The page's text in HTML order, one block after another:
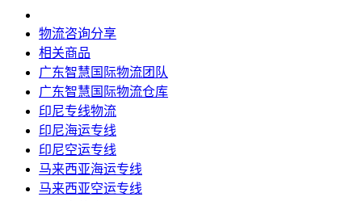
物流咨询分享
相关商品
广东智慧国际物流团队
广东智慧国际物流仓库
印尼专线物流
印尼海运专线
印尼空运专线
马来西亚海运专线
马来西亚空运专线